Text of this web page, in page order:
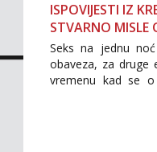
ISPOVIJESTI IZ
STVARNO MISLE
Seks na jednu
obaveza, za druge
vremenu kad se
tema „jedne noći